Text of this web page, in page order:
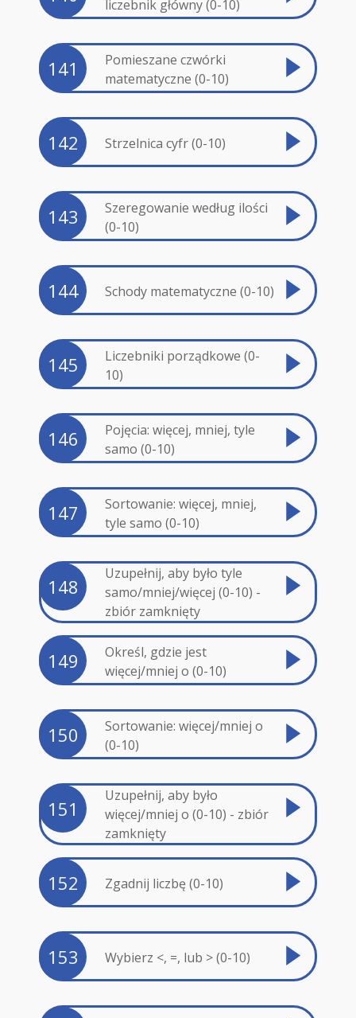
liczebnik główny (0-10)
141
Pomieszane czwórki
matematyczne (0-10)
142 Strzelnica cyfr (0-10)
143
Szeregowanie według ilości
(0-10)
144 Schody matematyczne (0-10)
145
Liczebniki porządkowe (0-
10)
146
Pojęcia: więcej, mniej, tyle
samo (0-10)
147
Sortowanie: więcej, mniej,
tyle samo (0-10)
148
Uzupełnij, aby było tyle
samo/mniej/więcej (0-10) -
zbiór zamknięty
149
Określ, gdzie jest
więcej/mniej o (0-10)
150
Sortowanie: więcej/mniej o
(0-10)
151
Uzupełnij, aby było
więcej/mniej o (0-10) - zbiór
zamknięty
152 Zgadnij liczbę (0-10)
153 Wybierz <, =, lub > (0-10)